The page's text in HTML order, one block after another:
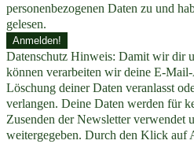
personenbezogenen Daten zu und
gelesen.
Datenschutz Hinweis: Damit wir dir
können verarbeiten wir deine E-
Löschung deiner Daten veranlasst
verlangen. Deine Daten werden für
Zusenden der Newsletter verwendet
weitergegeben. Durch den Klick auf